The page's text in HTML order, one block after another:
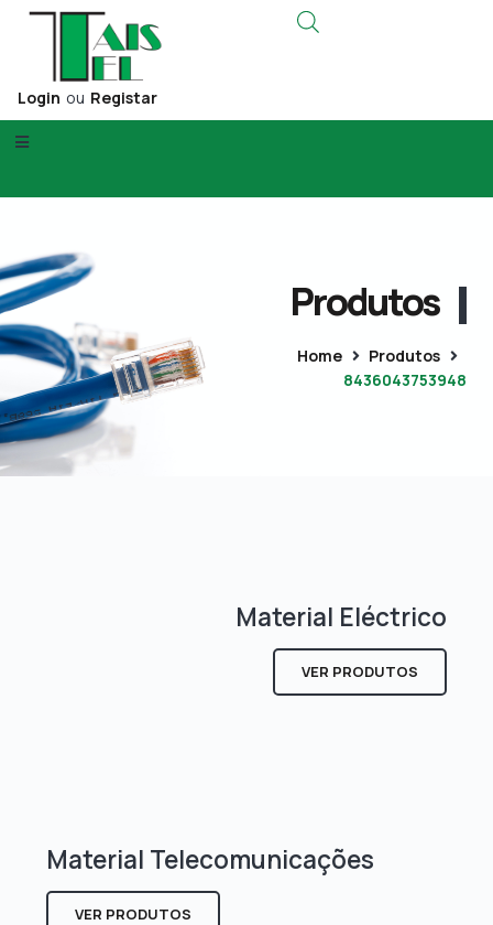
Login ou Registar
Produtos
Home
Produtos
8436043753948
Material Eléctrico
VER PRODUTOS
Material Telecomunicações
VER PRODUTOS